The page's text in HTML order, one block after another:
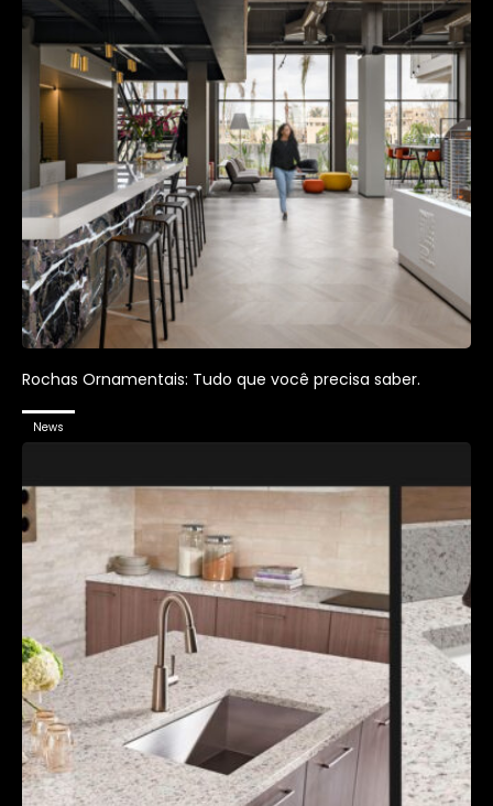
Rochas Ornamentais: Tudo que você precisa saber.
News